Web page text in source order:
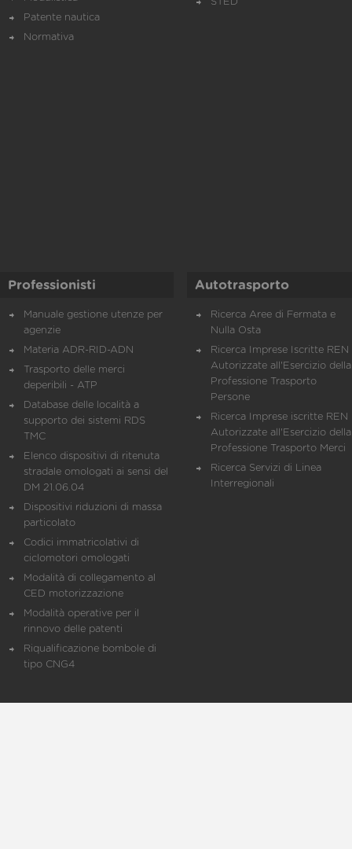
Patente nautica
Normativa
Professionisti
Manuale gestione utenze per
agenzie
Materia ADR-RID-ADN
Trasporto delle merci
deperibili - ATP
Database delle località a
supporto dei sistemi RDS
TMC
Elenco dispositivi di ritenuta
stradale omologati ai sensi del
DM 21.06.04
Dispositivi riduzioni di massa
particolato
Codici immatricolativi di
ciclomotori omologati
Modalità di collegamento al
CED motorizzazione
Modalità operative per il
rinnovo delle patenti
Riqualificazione bombole di
tipo CNG4
Autotrasporto
Ricerca Aree di Fermata e
Nulla Osta
Ricerca Imprese Iscritte REN
Autorizzate all'Esercizio della
Professione Trasporto
Persone
Ricerca Imprese iscritte REN
Autorizzate all'Esercizio della
Professione Trasporto Merci
Ricerca Servizi di Linea
Interregionali